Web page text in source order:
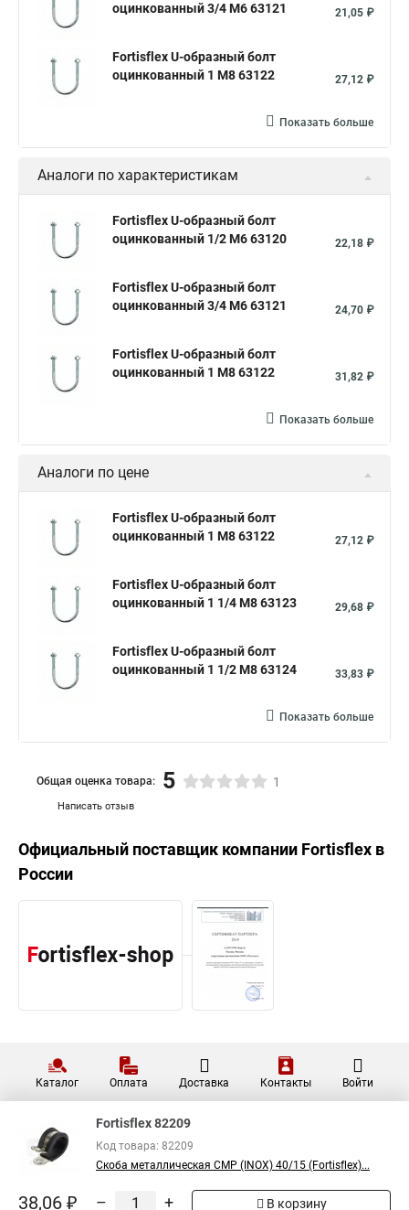
оцинкованный 3/4 М6 63121
21,05 ₽
Fortisflex U-образный болт
оцинкованный 1 М8 63122
27,12 ₽
Показать больше
Аналоги по характеристикам
Fortisflex U-образный болт
оцинкованный 1/2 М6 63120
22,18 ₽
Fortisflex U-образный болт
оцинкованный 3/4 М6 63121
24,70 ₽
Fortisflex U-образный болт
оцинкованный 1 М8 63122
31,82 ₽
Показать больше
Аналоги по цене
Fortisflex U-образный болт
оцинкованный 1 М8 63122
27,12 ₽
Fortisflex U-образный болт
оцинкованный 1 1/4 М8 63123
29,68 ₽
Fortisflex U-образный болт
оцинкованный 1 1/2 М8 63124
33,83 ₽
Показать больше
Написать отзыв
Общая оценка товара: 5 1
Официальный поставщик компании Fortisflex в
России
Каталог Оплата Доставка Контакты Войти
Fortisflex 82209
Код товара: 82209
Скоба металлическая СМР (INOX) 40/15 (Fortisflex)...
38,06 ₽ – + В корзину